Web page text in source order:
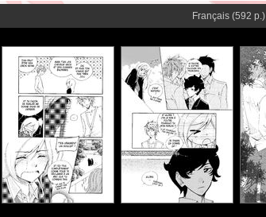
Français (592 p.)